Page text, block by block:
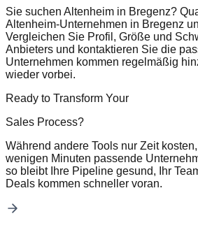
Sie suchen Altenheim in Bregenz?
Altenheim-Unternehmen in Bregenz
Vergleichen Sie Profil, Größe und
Anbieters und kontaktieren Sie die
Unternehmen kommen regelmäßig
wieder vorbei.
Ready to Transform Your
Sales Process?
Während andere Tools nur Zeit
wenigen Minuten passende
so bleibt Ihre Pipeline gesund, Ihr
Deals kommen schneller voran.